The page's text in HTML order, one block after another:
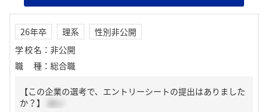
26年卒 理系
性別非公開
学校名 ： 非公開
職種 ： 総合職
【この企業の選考で、エントリーシートの提出はありました
か？】
はい